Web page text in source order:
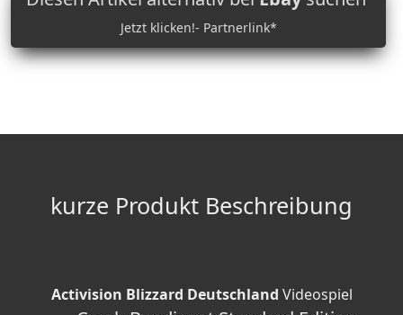
Jetzt klicken!- Partnerlink*
kurze Produkt Beschreibung
Activision Blizzard Deutschland Videospiel